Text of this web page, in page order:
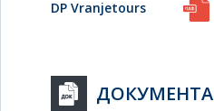
DP Vranjetours
ДОКУМЕНТА